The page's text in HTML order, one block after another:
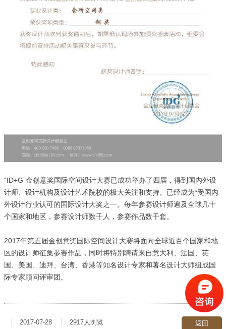
“ID+G”金创意奖国际空间设计大赛已成功举办了四届，得到国内外设
计师、设计机构及设计艺术院校的极大关注和支持。已经成为*受国内
外设计行业认可的国际设计大奖之一。每年参赛设计师遍及全球几十
个国家和地区，参赛设计师数千人，参赛作品数千套。
2017年第五届金创意奖国际空间设计大赛将面向全球近百个国家和地
区的设计师征集参赛作品，同时将特别聘请来自意大利、法国、英
国、美国、迪拜、台湾、香港等知名设计专家和著名设计大师组成国
际专家顾问评审团。
返回
2017-07-28 2917人浏览